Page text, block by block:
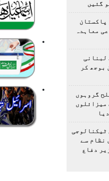
گئیں
پاکستان
معاہدہ
لبنانی
بوجھ کر
گروہوں
میزائلوں
ٹیکنالوجی
نظام سے
دفاع